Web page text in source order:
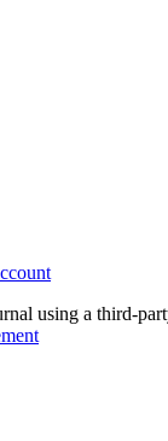
using a third-